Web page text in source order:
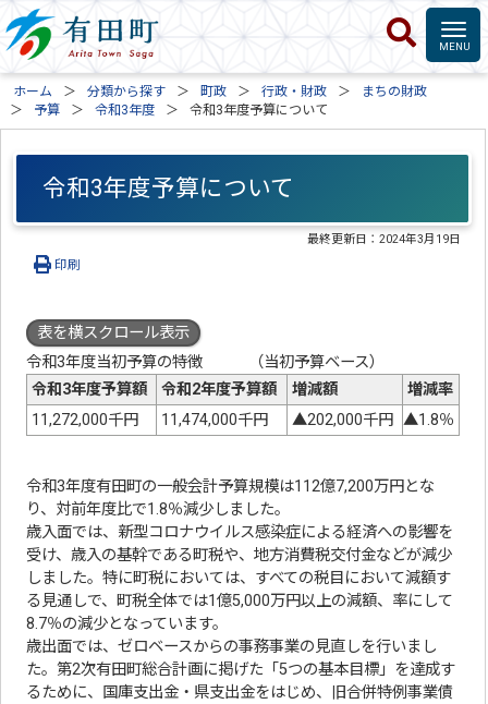
ホーム 分類から探す 町政 行政・財政
まちの財政
予算
令和3年度 令和3年度予算について
令和3年度予算について
最終更新日：2024年3月19日
印刷
表を横スクロール表示
令和3年度当初予算の特徴 （当初予算ベース）
令和3年度予算額
令和2年度予算額 増減額
増減率
11,272,000千円
11,474,000千円 ▲202,000千円 ▲1.8％
令和3年度有田町の一般会計予算規模は112億7,200万円とな
り、対前年度比で1.8％減少しました。
歳入面では、新型コロナウイルス感染症による経済への影響を
受け、歳入の基幹である町税や、地方消費税交付金などが減少
しました。特に町税においては、すべての税目において減額す
る見通しで、町税全体では1億5,000万円以上の減額、率にして
8.7％の減少となっています。
歳出面では、ゼロベースからの事務事業の見直しを行いまし
た。第2次有田町総合計画に掲げた「5つの基本目標」を達成す
るために、国庫支出金・県支出金をはじめ、旧合併特例事業債